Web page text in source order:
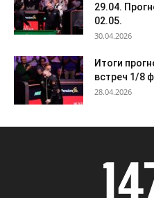
29.04.
02.05.
30.04.2026
Итоги
встреч 1/8
28.04.2026